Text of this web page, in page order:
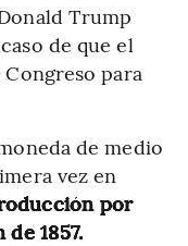
Trump
de que el
para
de medio
vez en
por
1857.